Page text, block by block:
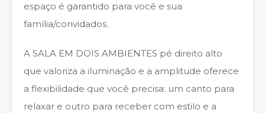
espaço é garantido para você e sua
família/convidados.
A SALA EM DOIS AMBIENTES pé direito alto
que valoriza a iluminação e a amplitude oferece
a flexibilidade que você precisa: um canto para
relaxar e outro para receber com estilo e a